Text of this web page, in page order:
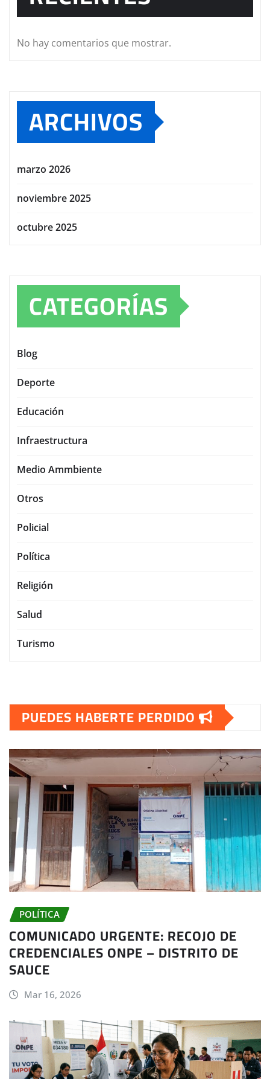
No hay comentarios que mostrar.
ARCHIVOS
marzo 2026
noviembre 2025
octubre 2025
CATEGORÍAS
Blog
Deporte
Educación
Infraestructura
Medio Ammbiente
Otros
Policial
Política
Religión
Salud
Turismo
PUEDES HABERTE PERDIDO
POLÍTICA
COMUNICADO URGENTE: RECOJO DE
CREDENCIALES ONPE – DISTRITO DE
SAUCE
Mar 16, 2026